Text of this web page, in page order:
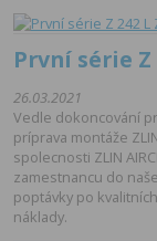
První série Z
26.03.2021
Vedle dokoncování
príprava montáže
spolecnosti ZLIN
zamestnancu do
poptávky po
náklady.